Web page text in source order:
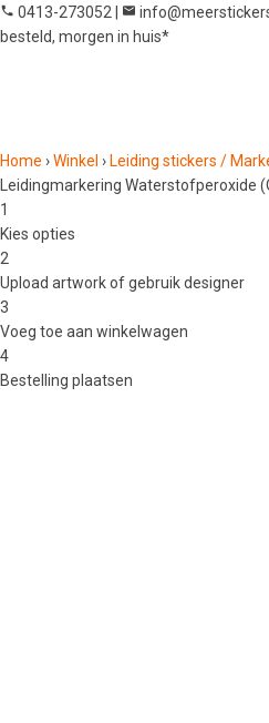
0413-273052
besteld, morgen in huis*
Home ›Winkel › Leiding stickers /
Leidingmarkering Waterstofperoxide
1
Kies opties
2
Upload artwork of gebruik designer
3
Voeg toe aan winkelwagen
4
Bestelling plaatsen